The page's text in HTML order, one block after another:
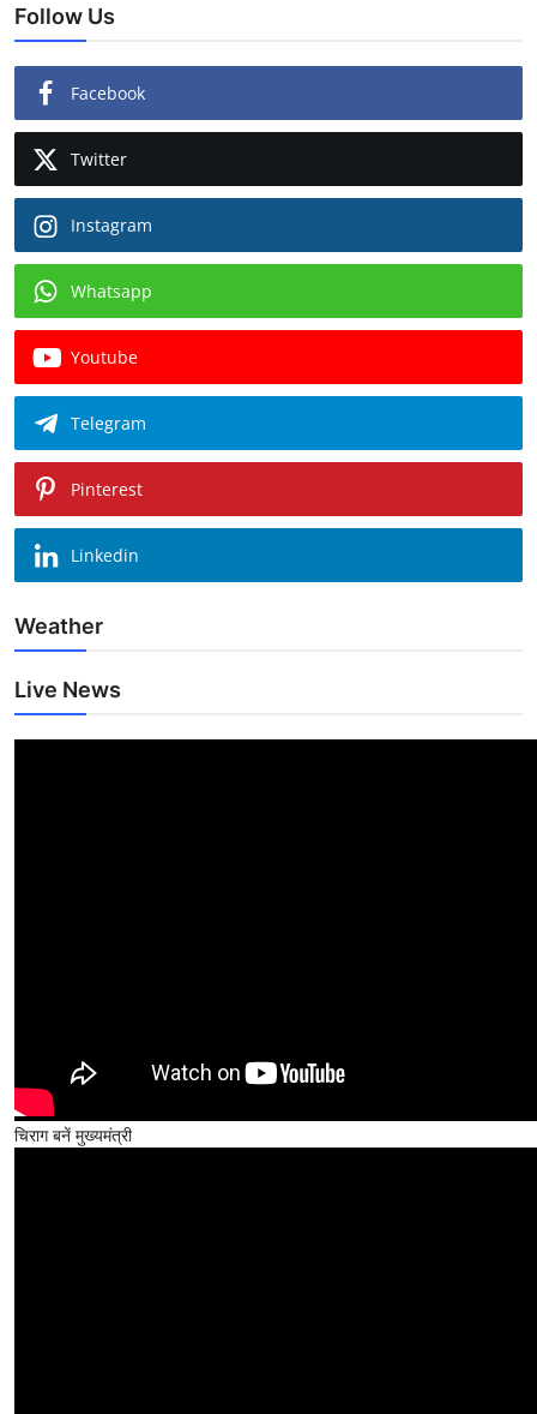
Follow Us
Facebook
Twitter
Instagram
Whatsapp
Youtube
Telegram
Pinterest
Linkedin
Weather
Live News
चिराग बनें मुख्यमंत्री